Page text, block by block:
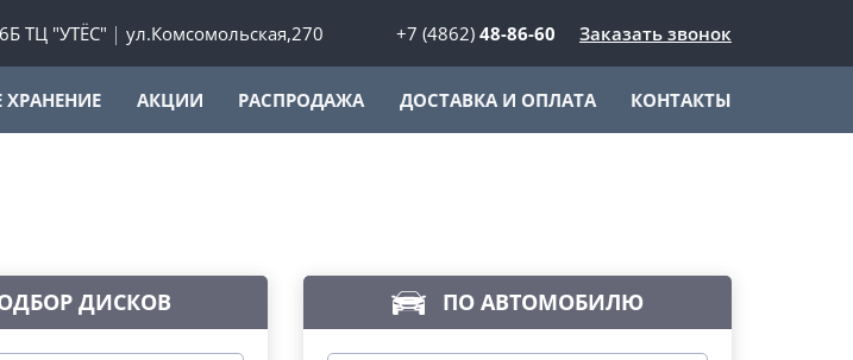
ТЦ "УТЁС" ул.Комсомольская,270 +7 (4862) 48-86-60 Заказать звонок
ХРАНЕНИЕ АКЦИИ РАСПРОДАЖА ДОСТАВКА И ОПЛАТА КОНТАКТЫ
ДИСКОВ ПО АВТОМОБИЛЮ